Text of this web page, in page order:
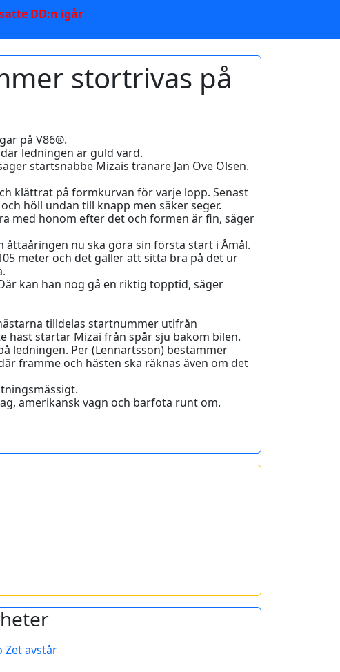
DD:n igår
stortrivas på
på V86®.
ledningen är guld värd.
startsnabbe Mizais tränare Jan Ove Olsen.
klättrat på formkurvan för varje lopp. Senast
höll undan till knapp men säker seger.
med honom efter det och formen är fin, säger
nu ska göra sin första start i Åmål.
meter och det gäller att sitta bra på det ur
kan han nog gå en riktig topptid, säger
tilldelas startnummer utifrån
häst startar Mizai från spår sju bakom bilen.
ledningen. Per (Lennartsson) bestämmer
framme och hästen ska räknas även om det
amerikansk vagn och barfota runt om.
Zet avstår